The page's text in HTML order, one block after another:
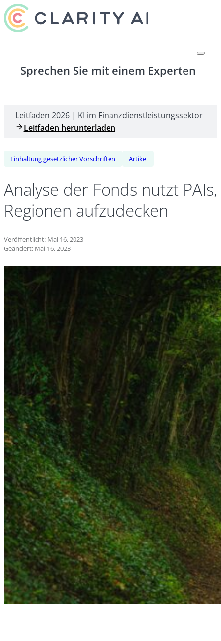
Sprechen Sie mit einem Experten
Leitfaden 2026 | KI im Finanzdienstleistungssektor
Leitfaden herunterladen
Einhaltung gesetzlicher Vorschriften Artikel
Analyse der Fonds nutzt
Regionen aufzudecken
Veröffentlicht: Mai 16, 2023
Geändert: Mai 16, 2023